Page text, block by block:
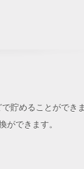
貯めることができ
ができます。